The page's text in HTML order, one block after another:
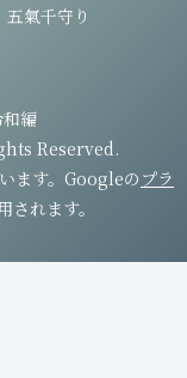
五氣千守り
編
Reserved.
ます。Googleの プラ
されます。